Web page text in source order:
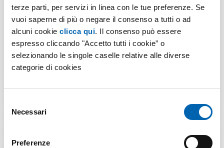
terze parti, per servizi in linea con le tue preferenze. Se
vuoi saperne di più o negare il consenso a tutti o ad
alcuni cookie clicca qui. Il consenso può essere
espresso cliccando "Accetto tutti i cookie” o
selezionando le singole caselle relative alle diverse
categorie di cookies
delNecessari
Preferenze
29 Novembre 2024
Caldaia a condensazione o pompa di calore?
L’appello di Assogasliquidi al Governo per prolungare le
agevolazioni sulle caldaie a condensazione riapre il tema
Leggi